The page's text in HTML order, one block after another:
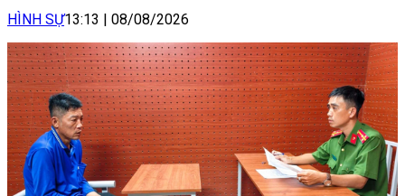
HÌNH SỰ13:13 | 08/08/2026